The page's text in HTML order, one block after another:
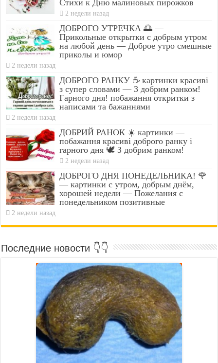
Стихи к Дню малиновых пирожков
2 недели назад
ДОБРОГО УТРЕЧКА 🌅 —
Прикольные открытки с добрым утром
на любой день — Доброе утро смешные
приколы и юмор
2 недели назад
ДОБРОГО РАНКУ ☕ картинки красиві
з супер словами — З добрим ранком!
Гарного дня! побажання откритки з
написами та бажаннями
2 недели назад
ДОБРИЙ РАНОК ☀️ картинки —
побажання красиві доброго ранку і
гарного дня 🕊️ З добрим ранком!
2 недели назад
ДОБРОГО ДНЯ ПОНЕДЕЛЬНИКА! 🌹
— картинки с утром, добрым днём,
хорошей недели — Пожелания с
понедельником позитивные
2 недели назад
Последние новости 👇👇